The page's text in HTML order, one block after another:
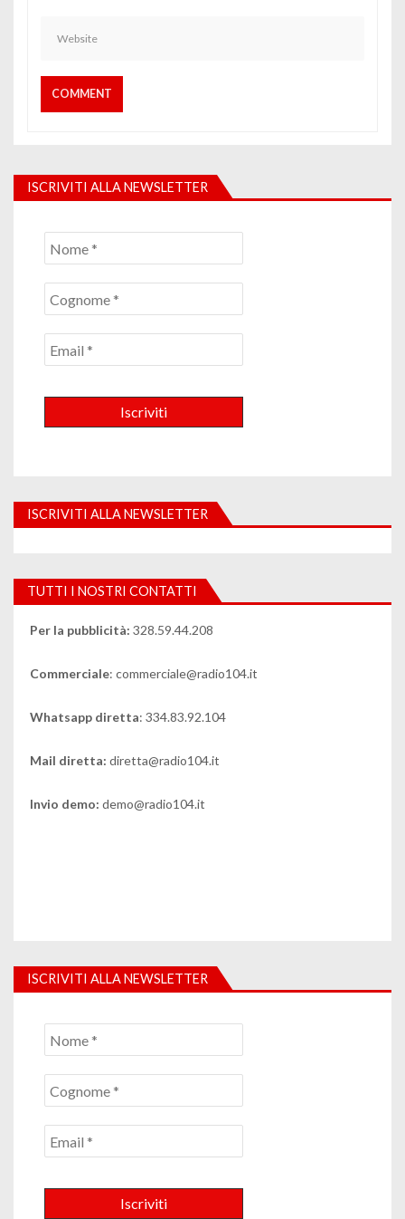
ISCRIVITI ALLA NEWSLETTER
ISCRIVITI ALLA NEWSLETTER
TUTTI I NOSTRI CONTATTI
Per la pubblicità: 328.59.44.208
Commerciale: commerciale@radio104.it
Whatsapp diretta: 334.83.92.104
Mail diretta: diretta@radio104.it
Invio demo: demo@radio104.it
ISCRIVITI ALLA NEWSLETTER